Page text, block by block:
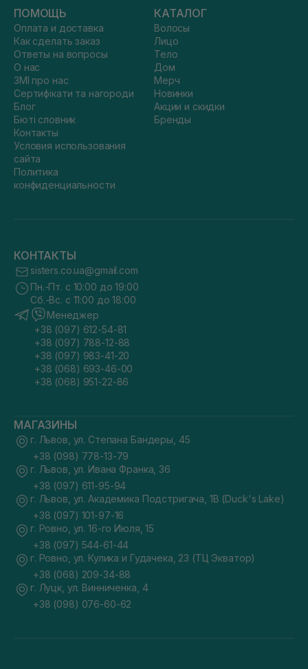
ПОМОЩЬ
Оплата и доставка
Как сделать заказ
Ответы на вопросы
О нас
ЗМІ про нас
Сертифікати та нагороди
Блог
Бюті словник
Контакты
Условия использования
сайта
Политика
конфиденциальности
КАТАЛОГ
Волосы
Лицо
Тело
Дом
Мерч
Новинки
Акции и скидки
Бренды
КОНТАКТЫ
sisters.co.ua@gmail.com
Пн.-Пт. с 10:00 до 19:00
Сб.-Вс. с 11:00 до 18:00
Менеджер
+38 (097) 612-54-81
+38 (097) 788-12-88
+38 (097) 983-41-20
+38 (068) 693-46-00
+38 (068) 951-22-86
МАГАЗИНЫ
г. Львов, ул. Степана Бандеры, 45
+38 (098) 778-13-79
г. Львов, ул. Ивана Франка, 36
+38 (097) 611-95-94
г. Львов, ул. Академика Подстригача, 1В (Duck's Lake)
+38 (097) 101-97-16
г. Ровно, ул. 16-го Июля, 15
+38 (097) 544-61-44
г. Ровно, ул. Кулика и Гудачека, 23 (ТЦ Экватор)
+38 (068) 209-34-88
г. Луцк, ул. Винниченка, 4
+38 (098) 076-60-62